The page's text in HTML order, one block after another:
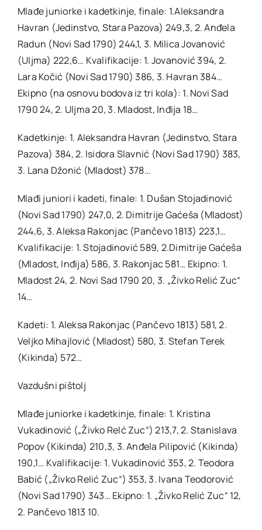
Mlađe juniorke i kadetkinje, finale: 1.Aleksandra
Havran (Jedinstvo, Stara Pazova) 249,3, 2. Anđela
Radun (Novi Sad 1790) 244,1, 3. Milica Jovanović
(Uljma) 222,6… Kvalifikacije: 1. Jovanović 394, 2.
Lara Kočić (Novi Sad 1790) 386, 3. Havran 384…
Ekipno (na osnovu bodova iz tri kola): 1. Novi Sad
1790 24, 2. Uljma 20, 3. Mladost, Inđija 18…
Kadetkinje: 1. Aleksandra Havran (Jedinstvo, Stara
Pazova) 384, 2. Isidora Slavnić (Novi Sad 1790) 383,
3. Lana Džonić (Mladost) 378…
Mlađi juniori i kadeti, finale: 1. Dušan Stojadinović
(Novi Sad 1790) 247,0, 2. Dimitrije Gaćeša (Mladost)
244,6, 3. Aleksa Rakonjac (Pančevo 1813) 223,1…
Kvalifikacije: 1. Stojadinović 589, 2.Dimitrije Gaćeša
(Mladost, Inđija) 586, 3. Rakonjac 581… Ekipno: 1.
Mladost 24, 2. Novi Sad 1790 20, 3. „Živko Relić Zuc“
14…
Kadeti: 1. Aleksa Rakonjac (Pančevo 1813) 581, 2.
Veljko Mihajlović (Mladost) 580, 3. Stefan Terek
(Kikinda) 572…
Vazdušni pištolj
Mlađe juniorke i kadetkinje, finale: 1. Kristina
Vukadinović („Živko Relć Zuc“) 213,7, 2. Stanislava
Popov (Kikinda) 210,3, 3. Anđela Pilipović (Kikinda)
190,1… Kvalifikacije: 1. Vukadinović 353, 2. Teodora
Babić („Živko Relić Zuc“) 353, 3. Ivana Teodorović
(Novi Sad 1790) 343… Ekipno: 1. „Živko Relić Zuc“ 12,
2. Pančevo 1813 10.